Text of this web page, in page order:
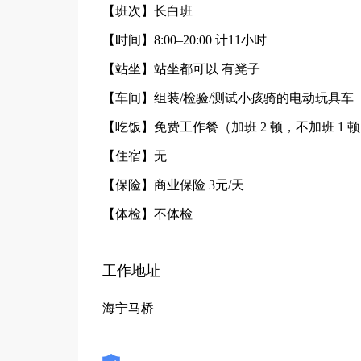
【班次】长白班
【时间】8:00–20:00 计11小时
【站坐】站坐都可以 有凳子
【车间】组装/检验/测试小孩骑的电动玩具车
【吃饭】免费工作餐（加班 2 顿，不加班 1 顿
【住宿】无
【保险】商业保险 3元/天
【体检】不体检
工作地址
海宁马桥